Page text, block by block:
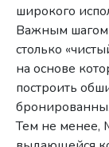
широкого
Важным шагом
столько
на основе
построить
Тем не менее,